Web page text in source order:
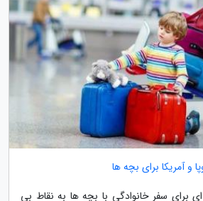
و آمریکا برای بچه ها
ای برای سفر خانوادگی با بچه ها به نقاط بی